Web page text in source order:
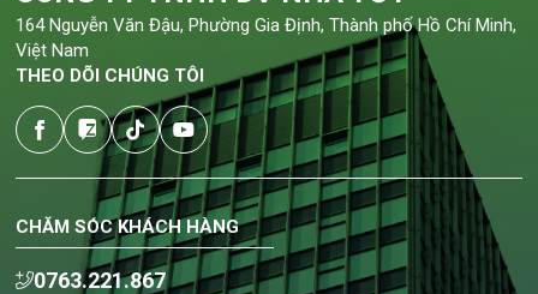
164 Nguyễn Văn Đậu, Phường Gia Định, Thành phố Hồ Chí Minh,
Việt Nam
THEO DÕI CHÚNG TÔI
CHĂM SÓC KHÁCH HÀNG
0763.221.867